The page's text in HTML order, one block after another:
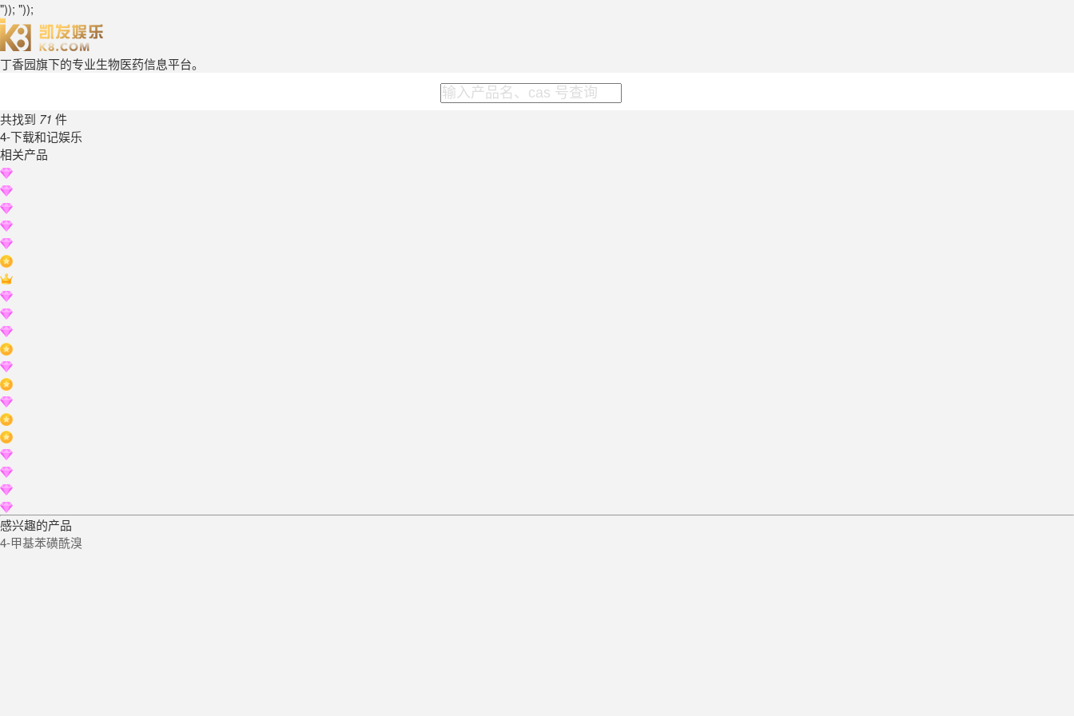
")); "));
丁香园旗下的专业生物医药信息平台。
共找到 71 件
4-下载和记娱乐
相关产品
感兴趣的产品
4-甲基苯磺酰溴